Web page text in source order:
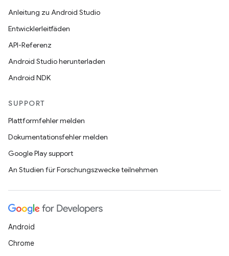
Anleitung zu Android Studio
Entwicklerleitfäden
API-Referenz
Android Studio herunterladen
Android NDK
SUPPORT
Plattformfehler melden
Dokumentationsfehler melden
Google Play support
An Studien für Forschungszwecke teilnehmen
Android
Chrome